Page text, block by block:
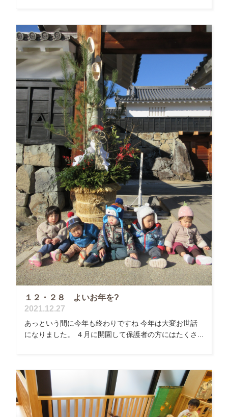
１２・２８ よいお年を?
2021.12.27
あっという間に今年も終わりですね 今年は大変お世話
になりました。 ４月に開園して保護者の方にはたくさ...